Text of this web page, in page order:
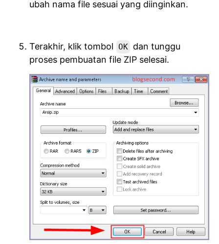
ubah nama file sesuai yang diinginkan.
Terakhir, klik tombol OK dan tunggu
proses pembuatan file ZIP selesai.